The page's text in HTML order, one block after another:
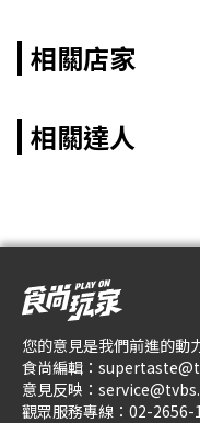
相關店家
相關達人
您的意見是我們前進的動
食尚編輯：
意見反映：
觀眾服務專線： 02-2656-